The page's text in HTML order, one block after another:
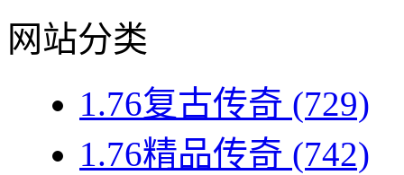
网站分类
1.76复古传奇 (729)
1.76精品传奇 (742)